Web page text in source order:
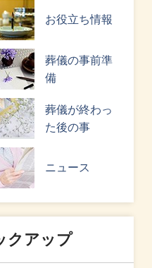
お役立ち情報
葬儀の事前準
備
葬儀が終わっ
た後の事
ニュース
クアップ